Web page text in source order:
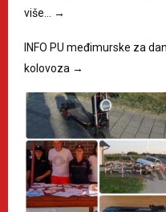
više… →
INFO PU međimurske za
kolovoza →